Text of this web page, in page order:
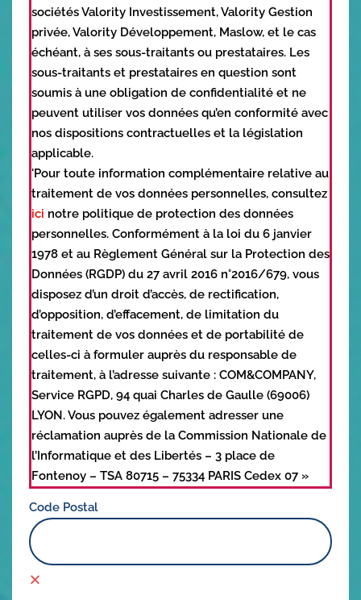
sociétés Valority Investissement, Valority Gestion
privée, Valority Développement, Maslow, et le cas
échéant, à ses sous-traitants ou prestataires. Les
sous-traitants et prestataires en question sont
soumis à une obligation de confidentialité et ne
peuvent utiliser vos données qu’en conformité avec
nos dispositions contractuelles et la législation
applicable.
'Pour toute information complémentaire relative au
traitement de vos données personnelles, consultez
ici notre politique de protection des données
personnelles. Conformément à la loi du 6 janvier
1978 et au Règlement Général sur la Protection des
Données (RGDP) du 27 avril 2016 n°2016/679, vous
disposez d’un droit d’accès, de rectification,
d’opposition, d’effacement, de limitation du
traitement de vos données et de portabilité de
celles-ci à formuler auprès du responsable de
traitement, à l’adresse suivante : COM&COMPANY,
Service RGPD, 94 quai Charles de Gaulle (69006)
LYON. Vous pouvez également adresser une
réclamation auprès de la Commission Nationale de
l’Informatique et des Libertés – 3 place de
Fontenoy – TSA 80715 – 75334 PARIS Cedex 07 »
Code Postal